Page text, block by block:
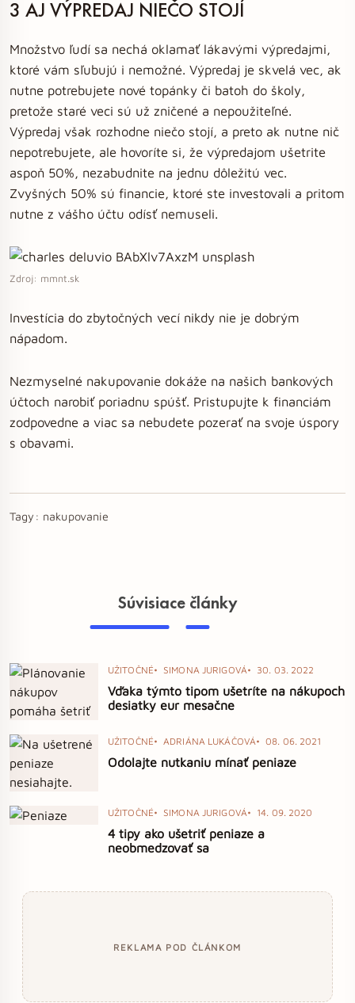
3 AJ VÝPREDAJ NIEČO STOJÍ
Množstvo ľudí sa nechá oklamať lákavými výpredajmi,
ktoré vám sľubujú i nemožné. Výpredaj je skvelá vec, ak
nutne potrebujete nové topánky či batoh do školy,
pretože staré veci sú už zničené a nepoužiteľné.
Výpredaj však rozhodne niečo stojí, a preto ak nutne nič
nepotrebujete, ale hovoríte si, že výpredajom ušetrite
aspoň 50%, nezabudnite na jednu dôležitú vec.
Zvyšných 50% sú financie, ktoré ste investovali a pritom
nutne z vášho účtu odísť nemuseli.
Zdroj: mmnt.sk
Investícia do zbytočných vecí nikdy nie je dobrým
nápadom.
Nezmyselné nakupovanie dokáže na našich bankových
účtoch narobiť poriadnu spúšť. Pristupujte k financiám
zodpovedne a viac sa nebudete pozerať na svoje úspory
s obavami.
Tagy: nakupovanie
Súvisiace články
UŽITOČNÉ SIMONA JURIGOVÁ 30. 03. 2022
Vďaka týmto tipom ušetríte na nákupoch
desiatky eur mesačne
UŽITOČNÉ ADRIÁNA LUKÁČOVÁ 08. 06. 2021
Odolajte nutkaniu mínať peniaze
UŽITOČNÉ SIMONA JURIGOVÁ 14. 09. 2020
4 tipy ako ušetriť peniaze a
neobmedzovať sa
REKLAMA POD ČLÁNKOM